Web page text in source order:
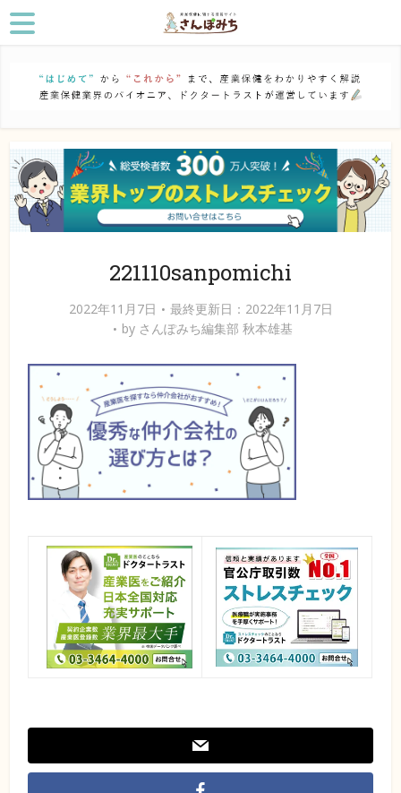
221110sanpomichi
2022年11月7日
最終更新日：2022年11月7日
by さんぽみち編集部 秋本雄基